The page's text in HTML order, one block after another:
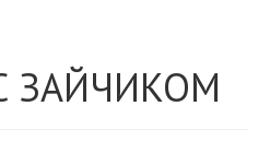
ЗАЙЧИКОМ